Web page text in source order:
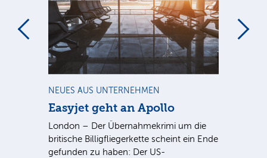
NEUES AUS UNTERNEHMEN
Easyjet geht an Apollo
London – Der Übernahmekrimi um die
britische Billigfliegerkette scheint ein Ende
gefunden zu haben: Der US-